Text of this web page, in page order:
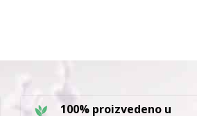
100% proizvedeno u